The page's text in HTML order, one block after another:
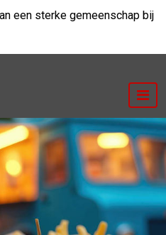
een sterke gemeenschap bij